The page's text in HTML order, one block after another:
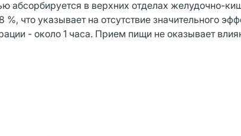
абсорбируется в верхних отделах желудочно-
что указывает на отсутствие значительного
- около 1 часа. Прием пищи не оказывает